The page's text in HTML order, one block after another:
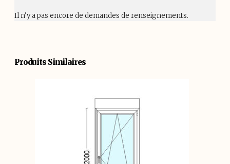
Il n'y a pas encore de demandes de renseignements.
Produits Similaires